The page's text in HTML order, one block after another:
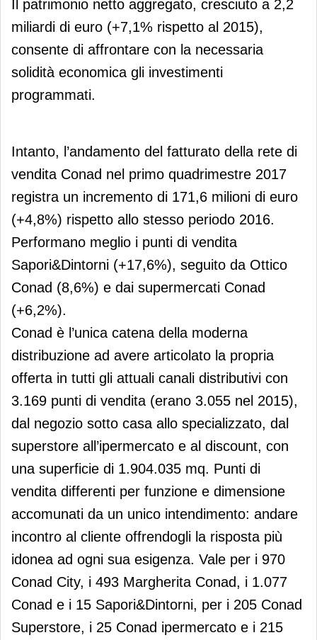
Il patrimonio netto aggregato, cresciuto a 2,2
miliardi di euro (+7,1% rispetto al 2015),
consente di affrontare con la necessaria
solidità economica gli investimenti
programmati.
Intanto, l’andamento del fatturato della rete di
vendita Conad nel primo quadrimestre 2017
registra un incremento di 171,6 milioni di euro
(+4,8%) rispetto allo stesso periodo 2016.
Performano meglio i punti di vendita
Sapori&Dintorni (+17,6%), seguito da Ottico
Conad (8,6%) e dai supermercati Conad
(+6,2%).
Conad è l’unica catena della moderna
distribuzione ad avere articolato la propria
offerta in tutti gli attuali canali distributivi con
3.169 punti di vendita (erano 3.055 nel 2015),
dal negozio sotto casa allo specializzato, dal
superstore all’ipermercato e al discount, con
una superficie di 1.904.035 mq. Punti di
vendita differenti per funzione e dimensione
accomunati da un unico intendimento: andare
incontro al cliente offrendogli la risposta più
idonea ad ogni sua esigenza. Vale per i 970
Conad City, i 493 Margherita Conad, i 1.077
Conad e i 15 Sapori&Dintorni, per i 205 Conad
Superstore, i 25 Conad ipermercato e i 215